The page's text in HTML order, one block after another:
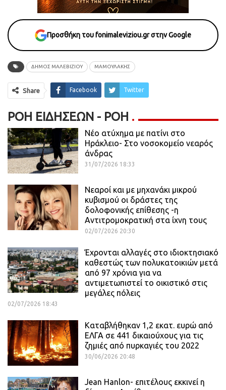
Προσθήκη του fonimaleviziou.gr στην Google
ΔΗΜΟΣ ΜΑΛΕΒΙΖΙΟΥ ΜΑΜΟΥΛΑΚΗΣ
Share Facebook Twitter
ΡΟΉ ΕΙΔΉΣΕΩΝ - ΡΟΗ
Νέο ατύχημα με πατίνι στο
Ηράκλειο- Στο νοσοκομείο νεαρός
άνδρας
31/07/2026 18:33
Νεαροί και με μηχανάκι μικρού
κυβισμού οι δράστες της
δολοφονικής επίθεσης -η
Αντιτρομοκρατική στα ίχνη τους
02/07/2026 20:30
Έχρονται αλλαγές στο ιδιοκτησιακό
καθεστώς των πολυκατοικιών μετά
από 97 χρόνια για να
αντιμετωπιστεί το οικιστικό στις
μεγάλες πόλεις
02/07/2026 18:43
Καταβλήθηκαν 1,2 εκατ. ευρώ από
ΕΛΓΑ σε 441 δικαιούχους για τις
ζημιές από πυρκαγιές του 2022
30/06/2026 20:48
Jean Hanlon- επιτέλους εκκινεί η